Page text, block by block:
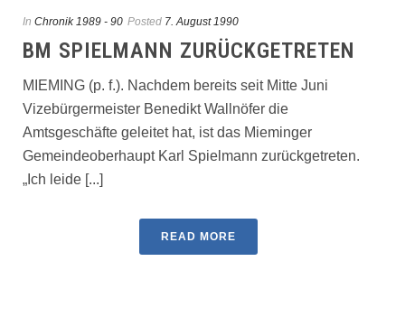
In Chronik 1989 - 90 Posted 7. August 1990
BM SPIELMANN ZURÜCKGETRETEN
MIEMING (p. f.). Nachdem bereits seit Mitte Juni
Vizebürgermeister Benedikt Wallnöfer die
Amtsgeschäfte geleitet hat, ist das Mieminger
Gemeindeoberhaupt Karl Spielmann zurückgetreten.
„Ich leide [...]
READ MORE